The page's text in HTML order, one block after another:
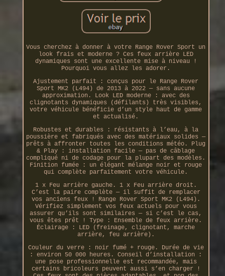
Vous cherchez à donner à votre Range Rover Sport un
look frais et moderne ? Ces feux arrière LED
dynamiques sont une excellente mise à niveau !
Pourquoi vous allez les adorer.
Ajustement parfait : conçus pour le Range Rover
Sport MK2 (L494) de 2013 à 2022 — sans aucune
approximation. Look LED moderne : avec des
clignotants dynamiques (défilants) très visibles,
votre véhicule bénéficie d’un style haut de gamme
et actualisé.
Robustes et durables : résistants à l’eau, à la
poussière et fabriqués avec des matériaux solides —
prêts à affronter toutes les conditions météo. Plug
& Play : installation facile — pas de câblage
compliqué ni de codage pour la plupart des modèles.
Finition fumée : un élégant mélange noir et rouge
qui complète parfaitement votre véhicule.
1 x Feu arrière gauche. 1 x Feu arrière droit.
C’est la paire complète — il suffit de remplacer
vos anciens feux ! Range Rover Sport MK2 (L494).
Vérifiez simplement vos feux actuels pour vous
assurer qu’ils sont similaires — si c’est le cas,
vous êtes prêt ! Type : Ensemble de feux arrière.
Éclairage : LED (freinage, clignotant, marche
arrière, feu arrière).
Couleur du verre : noir fumé + rouge. Durée de vie
: environ 50 000 heures. Conseil d’installation :
une pose professionnelle est recommandée, mais
certains bricoleurs peuvent aussi s’en charger !